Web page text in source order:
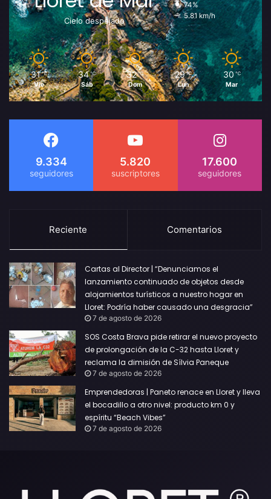
Cielo despejado
74%
5.81 km/h
31 ℃
Vie
34 ℃
Sáb
32 ℃
Dom
29 ℃
Lun
30 ℃
Mar
9.334 5.820 17.600
Reciente Comentarios
Cartas al Director | “Denunciamos el
lanzamiento continuado de objetos desde
alojamientos turísticos a nuestro hogar en
Lloret: Podría haber causado una desgracia”
7 de agosto de 2026
SOS Costa Brava pide retirar el nuevo proyecto
de prolongación de la C-32 hasta Lloret y
reclama la dimisión de Sílvia Paneque
7 de agosto de 2026
Emprendedoras | Paneto renace en Lloret y lleva
el bocadillo a otro nivel: producto km 0 y
espíritu “Beach Vibes”
7 de agosto de 2026